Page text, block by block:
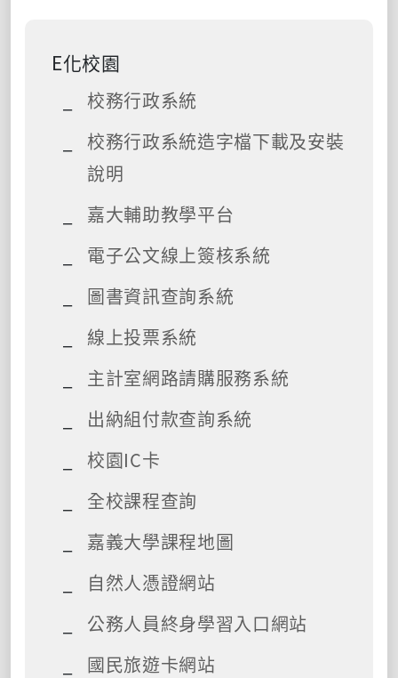
E化校園
校務行政系統
校務行政系統造字檔下載及安裝
說明
嘉大輔助教學平台
電子公文線上簽核系統
圖書資訊查詢系統
線上投票系統
主計室網路請購服務系統
出納組付款查詢系統
校園IC卡
全校課程查詢
嘉義大學課程地圖
自然人憑證網站
公務人員終身學習入口網站
國民旅遊卡網站